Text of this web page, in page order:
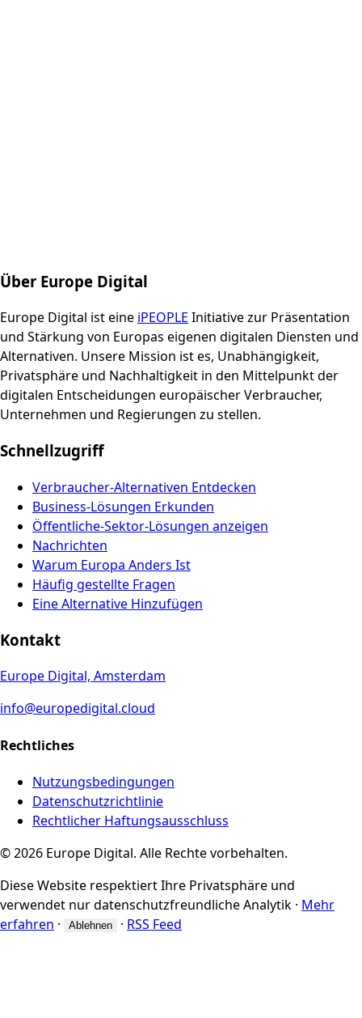
Über Europe Digital
Europe Digital ist eine iPEOPLE Initiative zur Präsentation
und Stärkung von Europas eigenen digitalen Diensten und
Alternativen. Unsere Mission ist es, Unabhängigkeit,
Privatsphäre und Nachhaltigkeit in den Mittelpunkt der
digitalen Entscheidungen europäischer Verbraucher,
Unternehmen und Regierungen zu stellen.
Schnellzugriff
Verbraucher-Alternativen Entdecken
Business-Lösungen Erkunden
Öffentliche-Sektor-Lösungen anzeigen
Nachrichten
Warum Europa Anders Ist
Häufig gestellte Fragen
Eine Alternative Hinzufügen
Kontakt
Europe Digital, Amsterdam
info@europedigital.cloud
Rechtliches
Nutzungsbedingungen
Datenschutzrichtlinie
Rechtlicher Haftungsausschluss
© 2026 Europe Digital. Alle Rechte vorbehalten.
Diese Website respektiert Ihre Privatsphäre und
verwendet nur datenschutzfreundliche Analytik · Mehr
erfahren · Ablehnen · RSS Feed